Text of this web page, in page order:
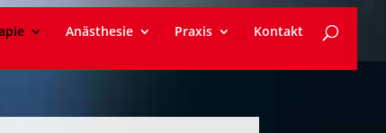
Anästhesie Praxis Kontakt